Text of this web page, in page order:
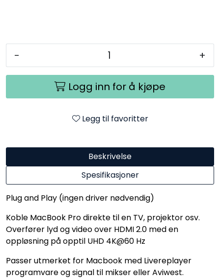
- +
Logg inn for å kjøpe
Legg til favoritter
Beskrivelse
Spesifikasjoner
Plug and Play (ingen driver nødvendig)
Koble MacBook Pro direkte til en TV, projektor osv.
Overfører lyd og video over HDMI 2.0 med en
oppløsning på opptil UHD 4K@60 Hz
Passer utmerket for Macbook med Livereplayer
programvare og signal til mikser eller Aviwest.